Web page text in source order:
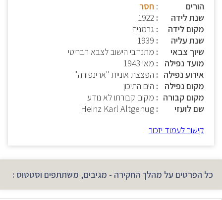
הורים
: חסר
שנת לידה
1922
מקום לידה
גרמניה
שנת עליה
1939
שיוך צבאי
מתנדבי הישוב לצבא הבריטי
מועד נפילה
מאי 1943
אירוע נפילה
הפצצת אוניית "ארינפורה"
מקום נפילה
הים התיכון
מקום קבורה
מקום קבורתו לא נודע
שם לועזי
Heinz Karl Altgenug
קישור לעמוד יזכור
כל הפרטים על מהלך החקירה - מגיבים, משתתפים וסטטוס :